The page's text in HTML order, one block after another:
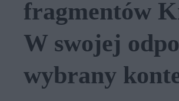
fragmentów
W swojej
wybrany